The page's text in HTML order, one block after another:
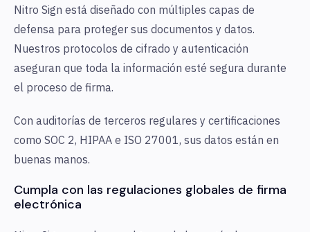
Nitro Sign está diseñado con múltiples capas de
defensa para proteger sus documentos y datos.
Nuestros protocolos de cifrado y autenticación
aseguran que toda la información esté segura durante
el proceso de firma.
Con auditorías de terceros regulares y certificaciones
como SOC 2, HIPAA e ISO 27001, sus datos están en
buenas manos.
Cumpla con las regulaciones globales de firma
electrónica